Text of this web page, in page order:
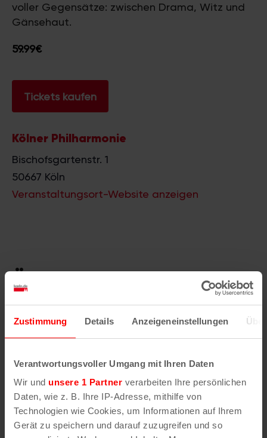
Zustimmung Details Anzeigeneinstellungen
Verantwortungsvoller Umgang mit Ihren Daten
Wir und unsere 1 Partner verarbeiten Ihre persönlichen
Daten, wie z. B. Ihre IP-Adresse, mithilfe von
Technologien wie Cookies, um Informationen auf Ihrem
Gerät zu speichern und darauf zuzugreifen und so
voller Gegensätze: zwischen Drama, Witz und
Gänsehaut.
59.99€
Tickets kaufen
Kölner Philharmonie
Bischofsgartenstr. 1
50667 Köln
Veranstaltungsort-Website anzeigen
Ähnliche
Veranstaltungen